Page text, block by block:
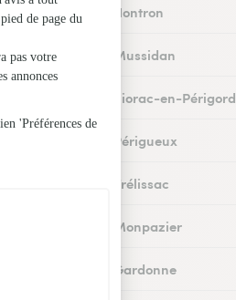
Fleuristes à Nontron
Fleuristes à Mussidan
Fleuristes à Siorac-en-Périgord
Fleuristes à Périgueux
Fleuristes à Trélissac
Fleuristes à Monpazier
Fleuristes à Gardonne